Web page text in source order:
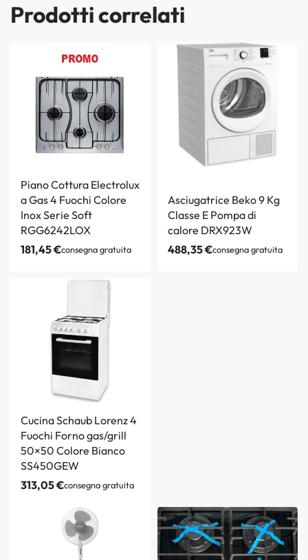
Prodotti correlati
Piano Cottura Electrolux
a Gas 4 Fuochi Colore
Inox Serie Soft
RGG6242LOX
181,45€consegna gratuita
Asciugatrice Beko 9 Kg
Classe E Pompa di
calore DRX923W
488,35€consegna gratuita
Cucina Schaub Lorenz 4
Fuochi Forno gas/grill
50×50 Colore Bianco
SS450GEW
313,05€consegna gratuita